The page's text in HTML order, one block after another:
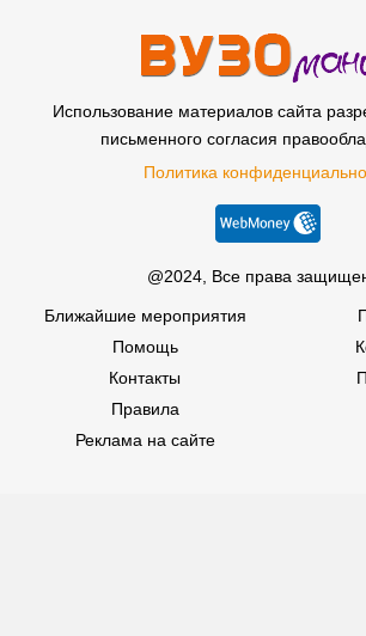
Использование материалов сайта
письменного согласия
Политика
@2024, Все права
Ближайшие мероприятия
Помощь
Контакты
Правила
Реклама на сайте